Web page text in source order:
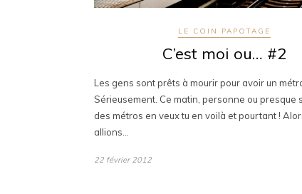
LE COIN PAPOTAGE
C’est moi ou… #2
Les gens sont prêts à mourir pour avoir un
Sérieusement. Ce matin, personne ou presque
des métros en veux tu en voilà et pourtant !
allions…
22 février 2012